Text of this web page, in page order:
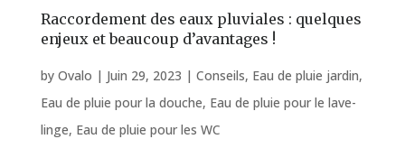
Raccordement des eaux pluviales : quelques
enjeux et beaucoup d’avantages !
by Ovalo | Juin 29, 2023 | Conseils, Eau de pluie jardin,
Eau de pluie pour la douche, Eau de pluie pour le lave-
linge, Eau de pluie pour les WC